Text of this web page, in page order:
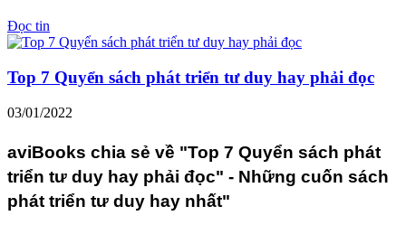
Đọc tin
Top 7 Quyển sách phát triển tư duy hay phải đọc
03/01/2022
aviBooks chia sẻ về "Top 7 Quyển sách phát
triển tư duy hay phải đọc" - Những cuốn sách
phát triển tư duy hay nhất"